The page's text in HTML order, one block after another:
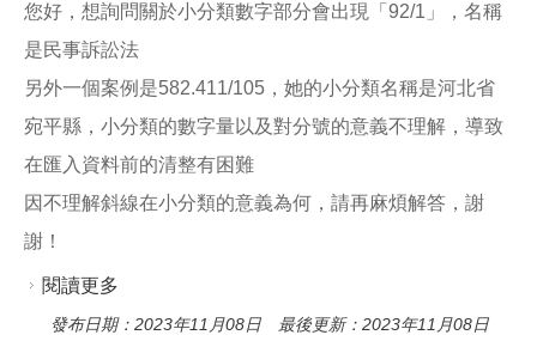
您好，想詢問關於小分類數字部分會出現「92/1」，名稱
是民事訴訟法
另外一個案例是582.411/105，她的小分類名稱是河北省
宛平縣，小分類的數字量以及對分號的意義不理解，導致
在匯入資料前的清整有困難
因不理解斜線在小分類的意義為何，請再麻煩解答，謝
謝！
閱讀更多
發布日期：2023年11月08日 最後更新：2023年11月08日